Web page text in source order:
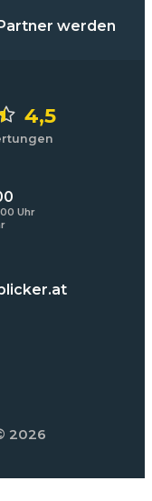
werden
4,5
Uhr
2026